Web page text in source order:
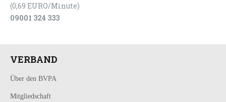
(0,69 EURO/Minute)
09001 324 333
VERBAND
Über den BVPA
Mitgliedschaft